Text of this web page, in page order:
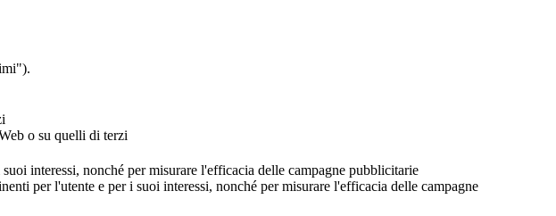
o su quelli di terzi
interessi, nonché per misurare l'efficacia delle campagne pubblicitarie
per l'utente e per i suoi interessi, nonché per misurare l'efficacia delle campagne